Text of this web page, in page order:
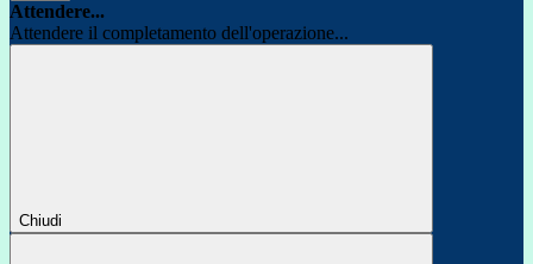
Attendere...
Attendere il completamento dell'operazione...
Chiudi